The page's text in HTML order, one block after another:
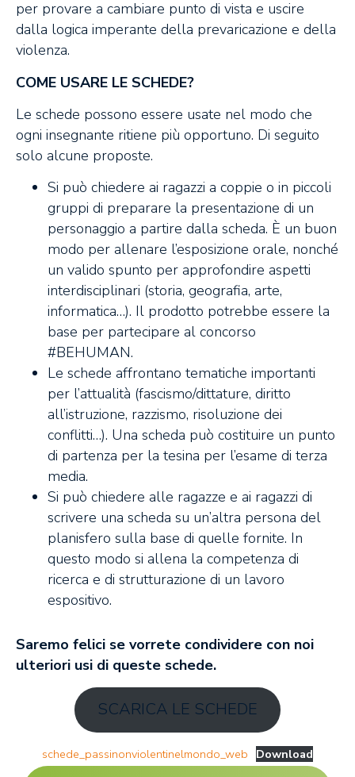
per provare a cambiare punto di vista e uscire
dalla logica imperante della prevaricazione e della
violenza.
COME USARE LE SCHEDE?
Le schede possono essere usate nel modo che
ogni insegnante ritiene più opportuno. Di seguito
solo alcune proposte.
Si può chiedere ai ragazzi a coppie o in piccoli
gruppi di preparare la presentazione di un
personaggio a partire dalla scheda. È un buon
modo per allenare l’esposizione orale, nonché
un valido spunto per approfondire aspetti
interdisciplinari (storia, geografia, arte,
informatica…). Il prodotto potrebbe essere la
base per partecipare al concorso
#BEHUMAN.
Le schede affrontano tematiche importanti
per l’attualità (fascismo/dittature, diritto
all’istruzione, razzismo, risoluzione dei
conflitti…). Una scheda può costituire un punto
di partenza per la tesina per l’esame di terza
media.
Si può chiedere alle ragazze e ai ragazzi di
scrivere una scheda su un’altra persona del
planisfero sulla base di quelle fornite. In
questo modo si allena la competenza di
ricerca e di strutturazione di un lavoro
espositivo.
Saremo felici se vorrete condividere con noi
ulteriori usi di queste schede.
SCARICA LE SCHEDE
schede_passinonviolentinelmondo_web Download